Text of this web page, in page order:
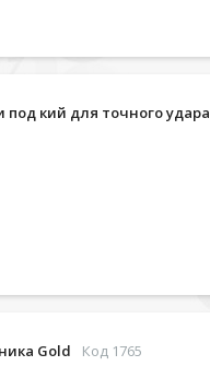
под кий для точного удара
Gold Код 1765